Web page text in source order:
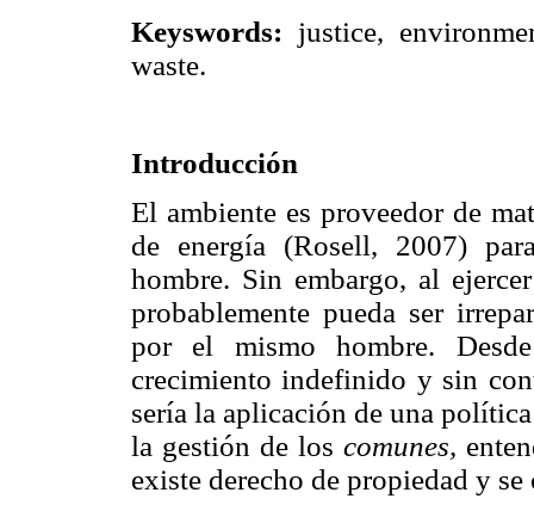
Keyswords: justice,
waste.
Introducción
El ambiente es proveedor de
de energía (Rosell, 2007)
hombre. Sin embargo, al
probablemente pueda ser
por el mismo hombre.
crecimiento indefinido y sin
sería la aplicación de una
la gestión de los comunes,
existe derecho de propiedad y